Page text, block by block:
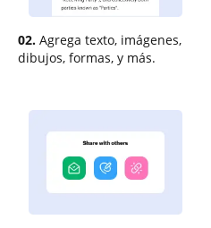
02. Agrega texto, imágenes,
dibujos, formas, y más.